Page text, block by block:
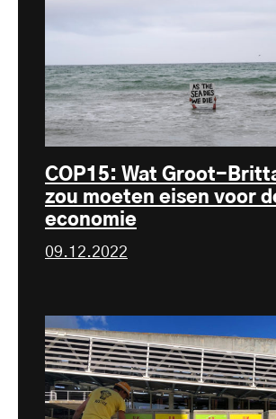
COP15: Wat Groot-
zou moeten eisen voor
economie
09.12.2022